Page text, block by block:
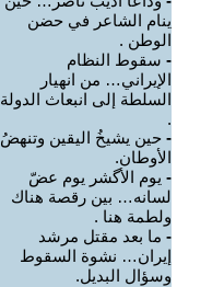
ينام الشاعر في حضن
الوطن .
- سقوط النظام
الإيراني… من انهيار
السلطة إلى انبعاث الدولة
.
- حين يشيخُ اليقين وتنهضُ
الأوطان.
- يوم الأگشر يوم عضّ
لسانه… بين رقصة هناك
ولطمة هنا .
- ما بعد مقتل مرشد
إيران… نشوة السقوط
وسؤال البديل.